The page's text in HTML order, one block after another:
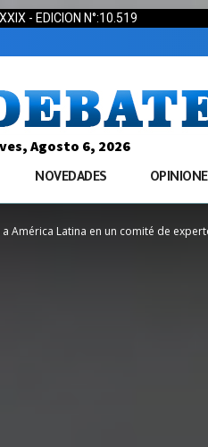
- EDICION N°:10.519
Agosto 6, 2026
NOVEDADES
América Latina en un comité de